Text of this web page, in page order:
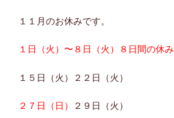
１１月のお休みです。
１日（火）〜８日（火）８日間の休み
１５日（火）２２日（火）
２７日（日） ２９日（火）